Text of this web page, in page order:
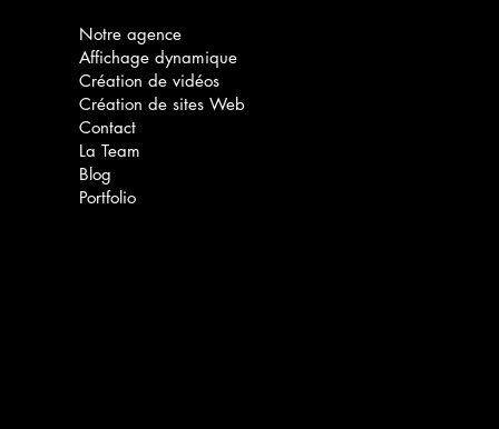
Notre agence
Affichage dynamique
Création de vidéos
Création de sites Web
Contact
La Team
Blog
Portfolio